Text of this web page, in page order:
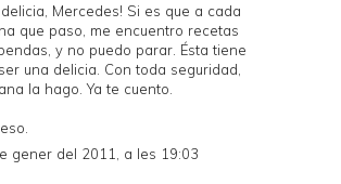
delicia, Mercedes! Si es que a cada
que paso, me encuentro recetas
y no puedo parar. Ésta tiene
una delicia. Con toda seguridad,
la hago. Ya te cuento.
gener del 2011, a les 19:03